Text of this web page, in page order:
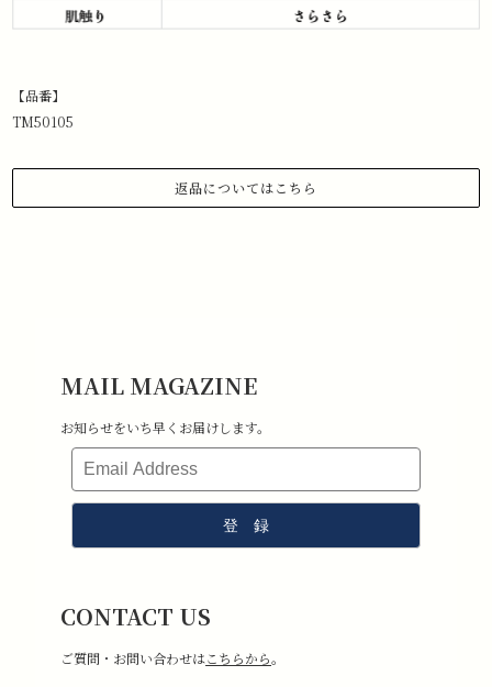
【品番】
TM50105
返品についてはこちら
4.室内での試着のみ（屋外・ゴルフ場で使用したものは返品不可となり
5.返品送料はお客様負担となります。その点ご了承ください。
MAIL MAGAZINE
お知らせをいち早くお届けします。
CONTACT US
ご質問・お問い合わせはこちらから。